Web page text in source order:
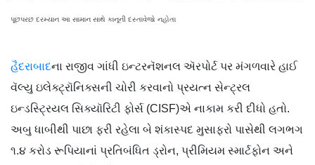
પૂછપરછ દરમ્યાન આ સામાન સાથે કાનૂની દસ્તાવેજો નહોતા
હૈદરાબાદના રાજીવ ગાંધી ઇન્ટરનૅશનલ ઍરપોર્ટ પર મંગળવારે હાઈ
વૅલ્યુ ઇલેક્ટ્રૉનિક્સની ચોરી કરવાનો પ્રયત્ન સેન્ટ્રલ
ઇન્ડસ્ટ્રિયલ સિક્યૉરિટી ફોર્સ (CISF)એ નાકામ કરી દીધો હતો.
અબુ ધાબીથી પાછા ફરી રહેલા બે શંકાસ્પદ મુસાફરો પાસેથી લગભગ
૧.૪ કરોડ રૂપિયાનાં પ્રતિબંધિત ડ્રોન, પ્રીમિયમ સ્માર્ટફોન અને